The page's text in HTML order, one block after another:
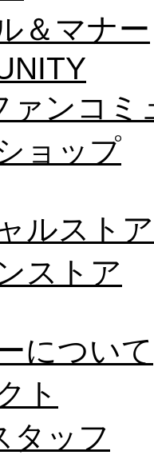
＆マナー
ァンコミ
ョップ
ルスト
ストア
について
ト
タッフ